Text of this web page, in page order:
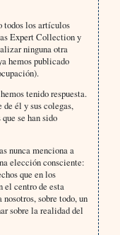
todos los artículos
Expert Collection y
ninguna otra
hemos publicado
tenido respuesta.
de él y sus colegas,
se han sido
nunca menciona a
elección consciente:
que en los
el centro de esta
sobre todo, un
sobre la realidad del